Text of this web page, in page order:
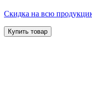
Скидка на всю
Купить товар